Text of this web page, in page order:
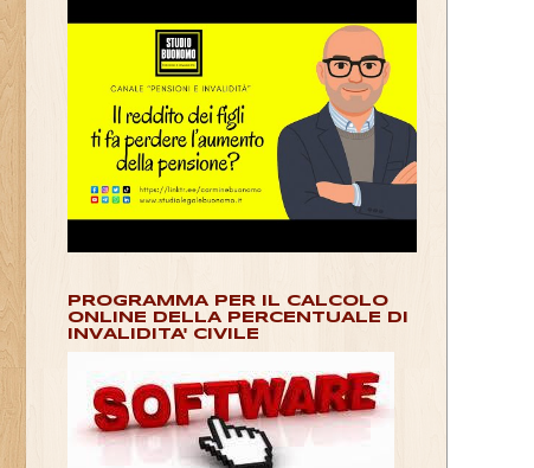
PROGRAMMA PER IL CALCOLO
ONLINE DELLA PERCENTUALE DI
INVALIDITA' CIVILE